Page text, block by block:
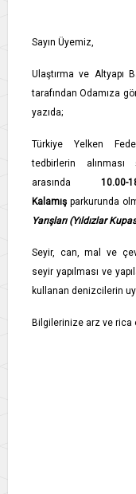
Sayın Üyemiz,
Ulaştırma ve Altyapı
tarafından Odamıza
yazıda;
Türkiye Yelken
tedbirlerin
arasında 10.00-
Kalamış parkurunda
Yarışları (Yıldızlar
Seyir, can, mal ve
seyir yapılması ve
kullanan denizcilerin
Bilgilerinize arz ve rica